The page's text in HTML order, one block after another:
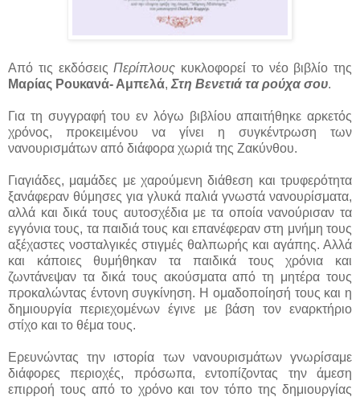
Από τις εκδόσειςΠερίπλους κυκλοφορεί το νέο βιβλίο της
Μαρίας Ρουκανά- Αμπελά, Στη Βενετιά τα ρούχα σου.
Για τη συγγραφή του εν λόγω βιβλίου απαιτήθηκε αρκετός
χρόνος, προκειμένου να γίνει η συγκέντρωση των
νανουρισμάτων από διάφορα χωριά της Ζακύνθου.
Γιαγιάδες, μαμάδες με χαρούμενη διάθεση και τρυφερότητα
ξανάφεραν θύμησες για γλυκά παλιά γνωστά νανουρίσματα,
αλλά και δικά τους αυτοσχέδια με τα οποία νανούρισαν τα
εγγόνια τους, τα παιδιά τους και επανέφεραν στη μνήμη τους
αξέχαστες νοσταλγικές στιγμές θαλπωρής και αγάπης. Αλλά
και κάποιες θυμήθηκαν τα παιδικά τους χρόνια και
ζωντάνεψαν τα δικά τους ακούσματα από τη μητέρα τους
προκαλώντας έντονη συγκίνηση. Η ομαδοποίησή τους και η
δημιουργία περιεχομένων έγινε με βάση τον εναρκτήριο
στίχο και το θέμα τους.
Ερευνώντας την ιστορία των νανουρισμάτων γνωρίσαμε
διάφορες περιοχές, πρόσωπα, εντοπίζοντας την άμεση
επιρροή τους από το χρόνο και τον τόπο της δημιουργίας